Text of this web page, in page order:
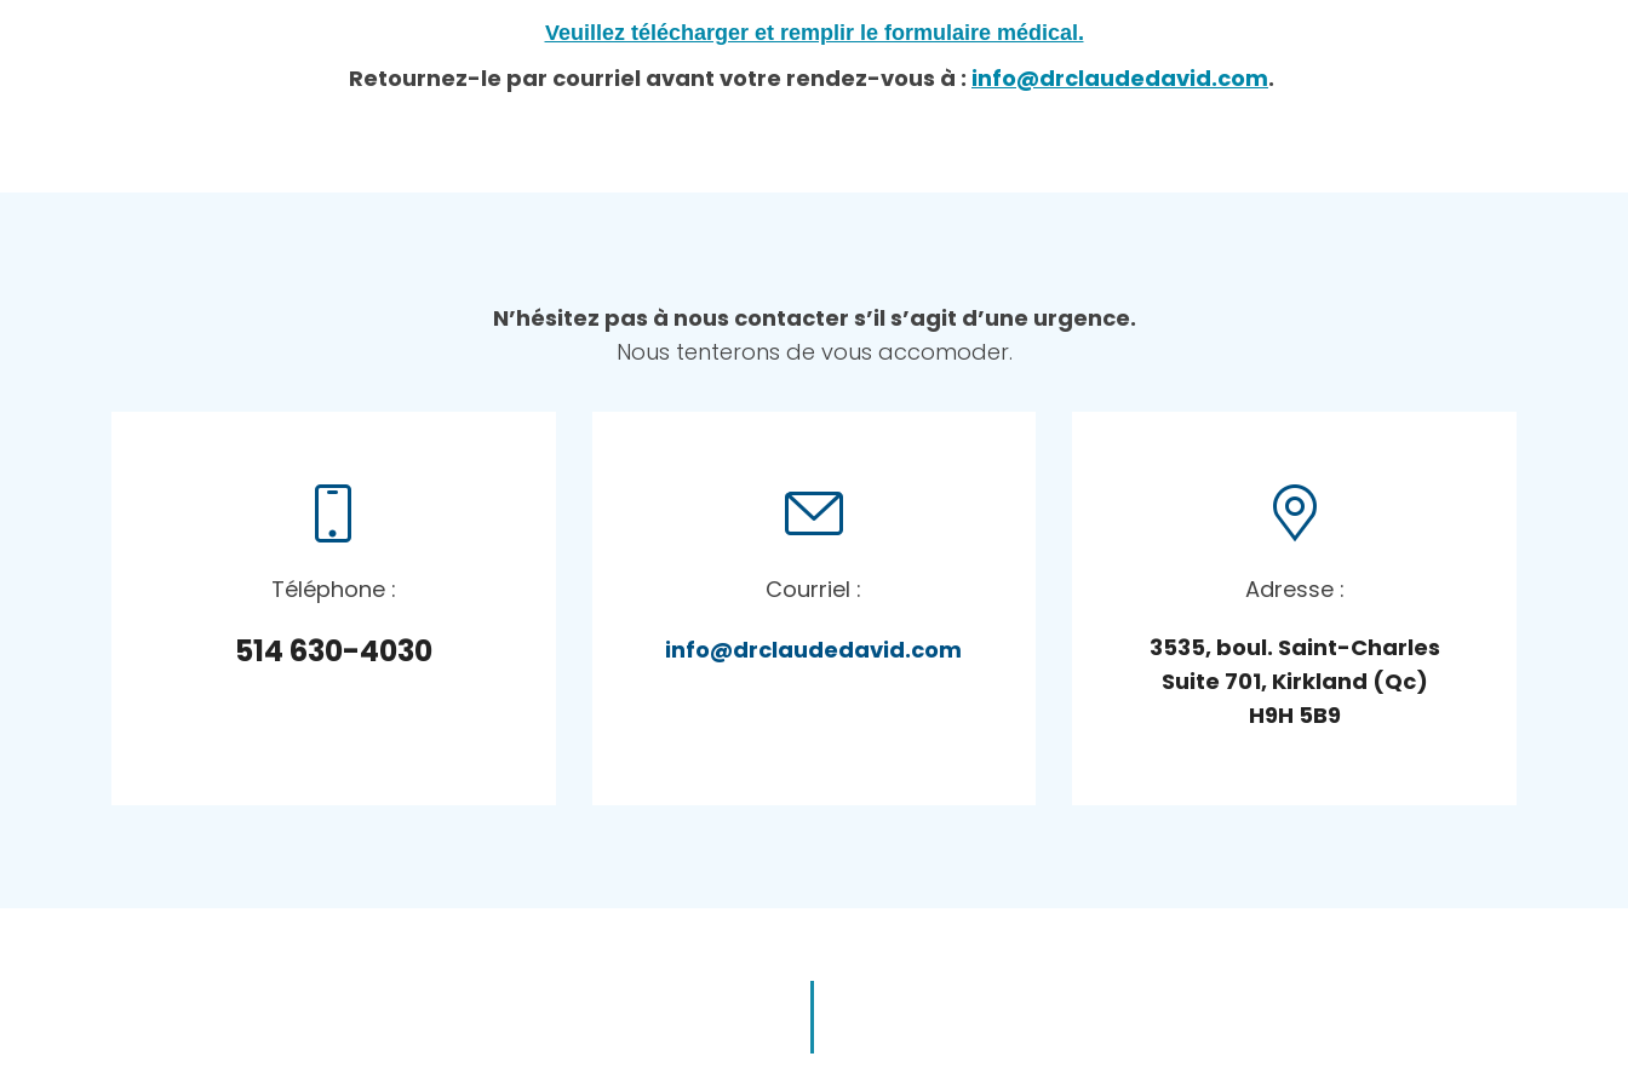
Veuillez télécharger et remplir le formulaire médical.
Retournez-le par courriel avant votre rendez-vous à : info@drclaudedavid.com.
N’hésitez pas à nous contacter s’il s’agit d’une urgence.
Nous tenterons de vous accomoder.
Téléphone :
514 630-4030
Courriel :
info@drclaudedavid.com
Adresse :
3535, boul. Saint-Charles
Suite 701, Kirkland (Qc)
H9H 5B9